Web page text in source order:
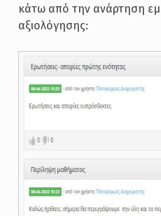
κάτω από την ανάρτηση
αξιολόγησης: